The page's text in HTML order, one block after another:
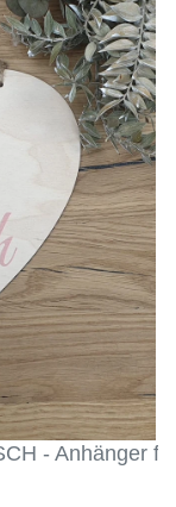
- Anhänger